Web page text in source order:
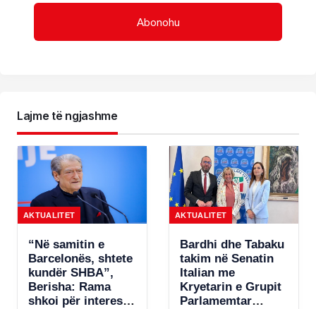
Lajme të ngjashme
AKTUALITET
“Në samitin e
Barcelonës, shtete
kundër SHBA”,
Berisha: Rama
shkoi për interesa
AKTUALITET
Bardhi dhe Tabaku
takim në Senatin
Italian me
Kryetarin e Grupit
Parlamemtar